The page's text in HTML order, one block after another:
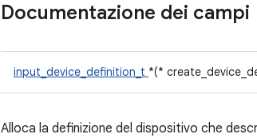
Documentazione dei campi
input_device_definition_t *(*
Alloca la definizione del dispositivo che